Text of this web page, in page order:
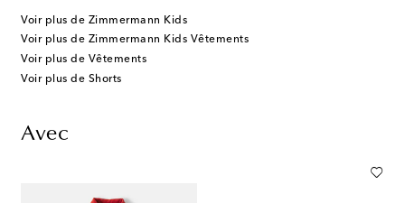
Voir plus de Zimmermann Kids
Voir plus de Zimmermann Kids Vêtements
Voir plus de Vêtements
Voir plus de Shorts
Avec